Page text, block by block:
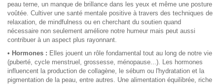
peau terne, un manque de brillance dans les yeux et même une posture
voûtée. Cultiver une santé mentale positive à travers des techniques de
relaxation, de mindfulness ou en cherchant du soutien quand
nécessaire non seulement améliore notre humeur mais peut aussi
contribuer à un aspect plus rayonnant.
• Hormones : Elles jouent un rôle fondamental tout au long de notre vie
(puberté, cycle menstruel, grossesse, ménopause...). Les hormones
influencent la production de collagène, le sébum ou l'hydratation et la
pigmentation de la peau, entre autres. Une alimentation équilibrée, riche